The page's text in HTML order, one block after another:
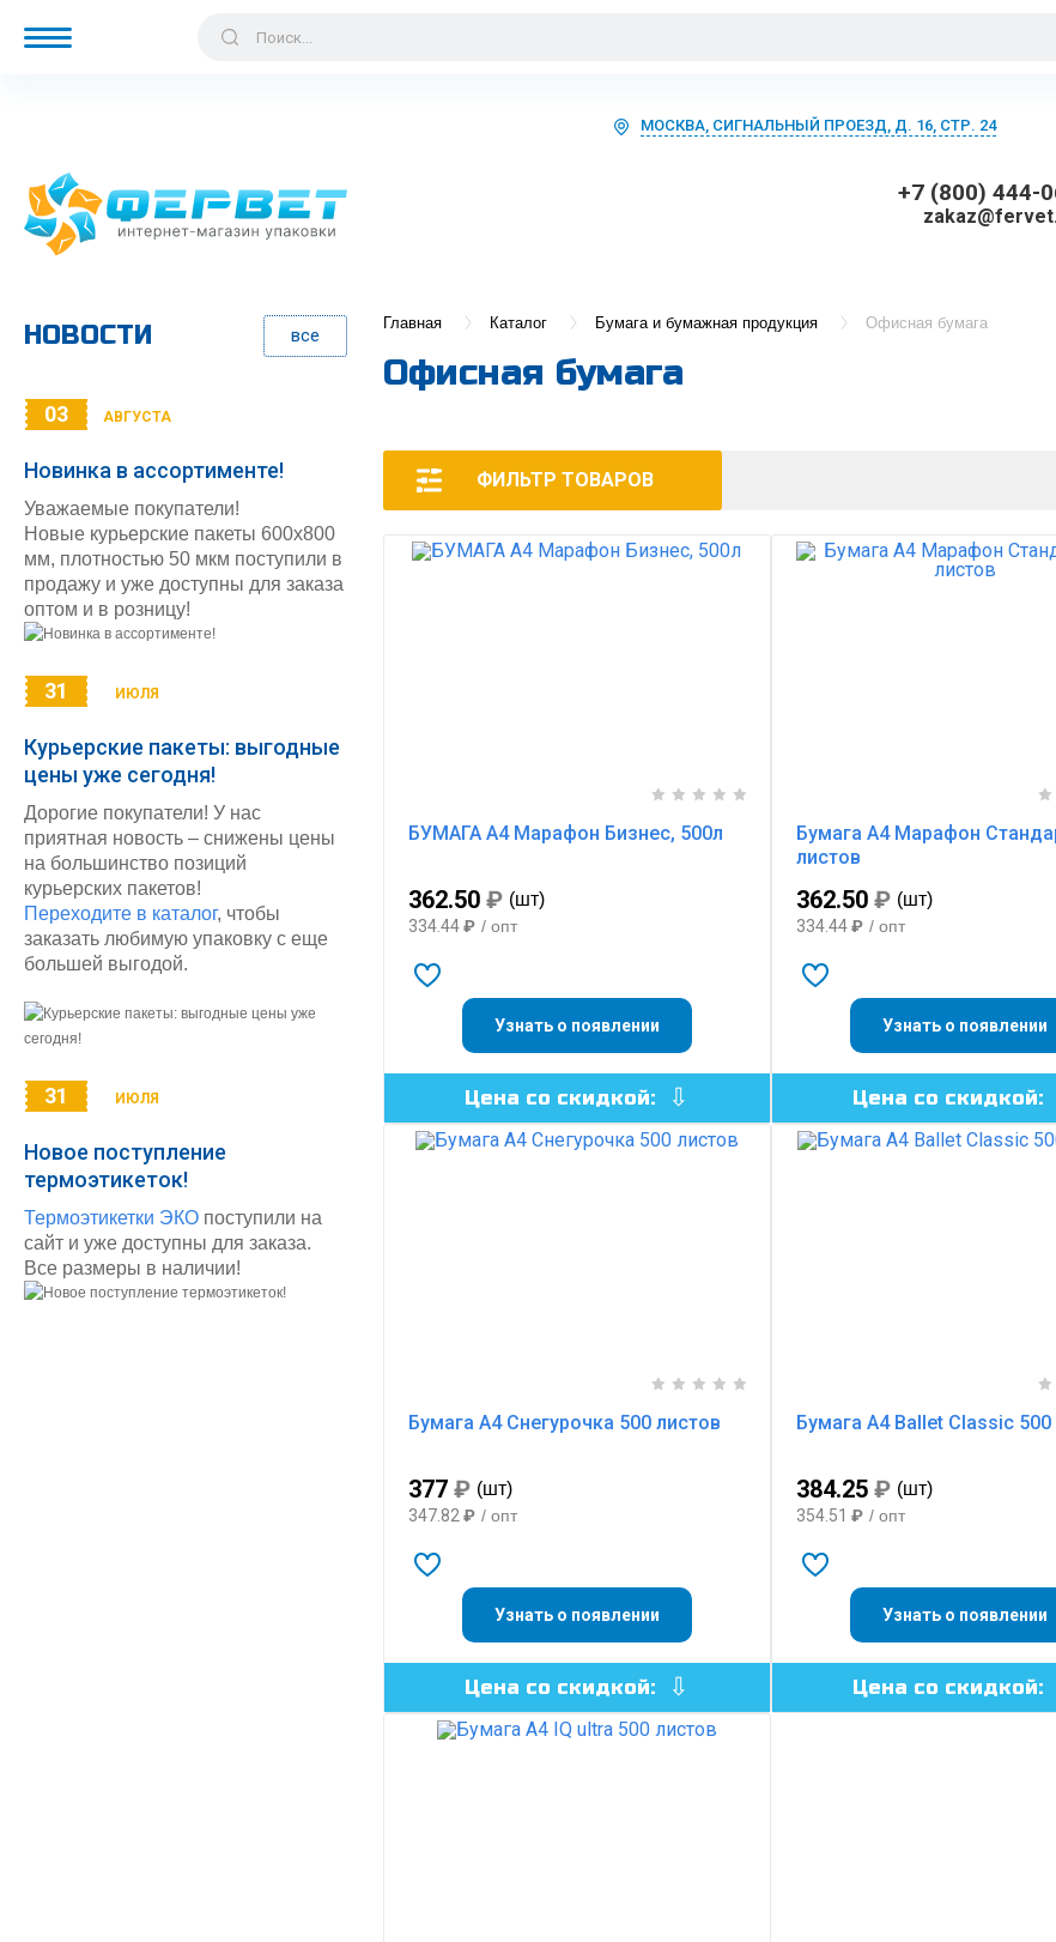
МОСКВА, СИГНАЛЬНЫЙ ПРОЕЗД, Д. 16, СТР. 24
+7 (800) 444-
Главная Каталог Бумага и бумажная продукция Офисная бумага
Офисная бумага
ФИЛЬТР ТОВАРОВ
БУМАГА А4 Марафон Бизнес, 500л
362.50 ₽ (шт)
334.44₽ / опт
Узнать о появлении
Цена со скидкой:
Бумага А4 Марафон
листов
362.50₽ (шт)
334.44₽ / опт
Узнать о появлении
Цена со скидкой:
Бумага А4 Снегурочка 500 листов
377 ₽ (шт)
347.82 ₽ / опт
Узнать о появлении
Цена со скидкой:
Бумага А4 Ballet Classic 500
384.25₽ (шт)
354.51 ₽ / опт
Узнать о появлении
Цена со скидкой:
НОВОСТИ все
03 АВГУСТА
Новинка в ассортименте!
Уважаемые покупатели!
Новые курьерские пакеты 600х800
мм, плотностью 50 мкм поступили в
продажу и уже доступны для заказа
оптом и в розницу!
31 ИЮЛЯ
Курьерские пакеты: выгодные
цены уже сегодня!
Дорогие покупатели! У нас
приятная новость – снижены цены
на большинство позиций
курьерских пакетов!
Переходите в каталог, чтобы
заказать любимую упаковку с еще
большей выгодой.
31 ИЮЛЯ
Новое поступление
термоэтикеток!
Термоэтикетки ЭКО поступили на
сайт и уже доступны для заказа.
Все размеры в наличии!